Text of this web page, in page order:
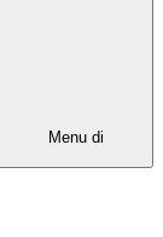
Menu di